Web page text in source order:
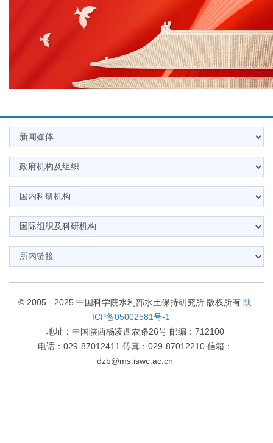
© 2005 - 2025 中国科学院水利部水土保持研究所 版权所有 陕
ICP备05002581号-1
地址：中国陕西杨凌西农路26号 邮编：712100
电话：029-87012411 传真：029-87012210 信箱：
dzb@ms.iswc.ac.cn